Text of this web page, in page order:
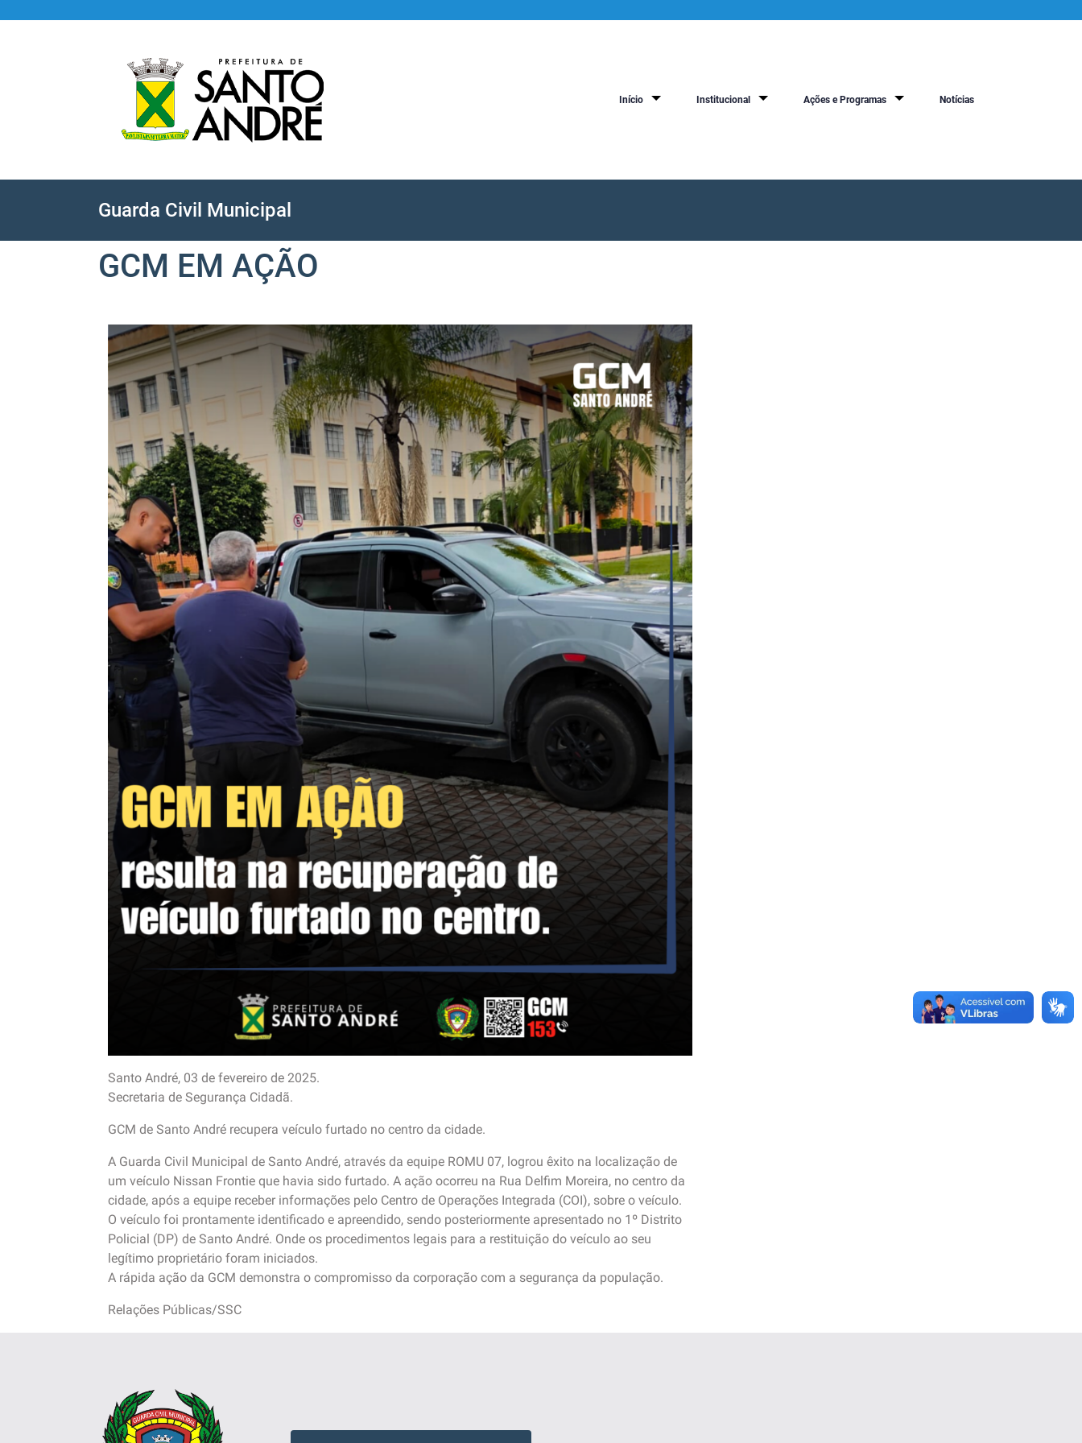
Início Institucional Ações e Programas Notícias
Guarda Civil Municipal
GCM EM AÇÃO
Santo André, 03 de fevereiro de 2025.
Secretaria de Segurança Cidadã.
GCM de Santo André recupera veículo furtado no centro da cidade.
A Guarda Civil Municipal de Santo André, através da equipe ROMU 07, logrou êxito na localização de
um veículo Nissan Frontie que havia sido furtado. A ação ocorreu na Rua Delfim Moreira, no centro da
cidade, após a equipe receber informações pelo Centro de Operações Integrada (COI), sobre o veículo.
O veículo foi prontamente identificado e apreendido, sendo posteriormente apresentado no 1º Distrito
Policial (DP) de Santo André. Onde os procedimentos legais para a restituição do veículo ao seu
legítimo proprietário foram iniciados.
A rápida ação da GCM demonstra o compromisso da corporação com a segurança da população.
Relações Públicas/SSC